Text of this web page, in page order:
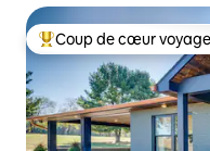
Coups de cœur
Coup de cœur